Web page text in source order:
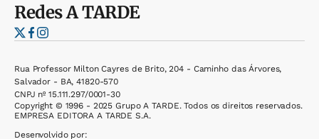
RedesA TARDE
Rua Professor Milton Cayres de Brito, 204 - Caminho das Árvores,
Salvador - BA, 41820-570
CNPJ nº 15.111.297/0001-30
Copyright © 1996 - 2025 Grupo A TARDE. Todos os direitos reservados.
EMPRESA EDITORA A TARDE S.A.
Desenvolvido por: